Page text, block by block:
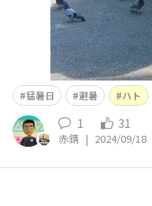
猛暑日 避暑 ハト
1 31
赤錆 | 2024/09/18